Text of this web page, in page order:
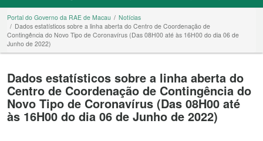
Portal do Governo da RAE de Macau
Notícias
Dados estatísticos sobre a linha aberta do Centro de Coordenação de
Contingência do Novo Tipo de Coronavírus (Das 08H00 até às 16H00 do dia 06 de
Junho de 2022)
Dados estatísticos sobre a linha aberta do
Centro de Coordenação de Contingência do
Novo Tipo de Coronavírus (Das 08H00 até
às 16H00 do dia 06 de Junho de 2022)